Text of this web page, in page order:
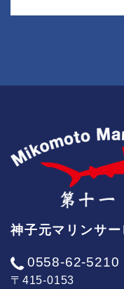
神子元マリンサー
0558-62-5210
〒415-0153